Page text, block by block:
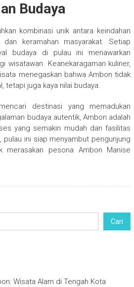
Budaya
kombinasi unik antara keindahan
dan keramahan masyarakat. Setiap
budaya di pulau ini menawarkan
wisatawan. Keanekaragaman kuliner,
menegaskan bahwa Ambon tidak
tetapi juga kaya nilai budaya.
destinasi yang memadukan
budaya autentik, Ambon adalah
yang semakin mudah dan fasilitas
pulau ini siap menyambut pengunjung
merasakan pesona Ambon Manise
Cari
Wisata Alam di Tengah Kota